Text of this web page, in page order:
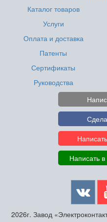
Каталог товаров
Услуги
Оплата и доставка
Патенты
Сертификаты
Руководства
Написать
2026г. Завод